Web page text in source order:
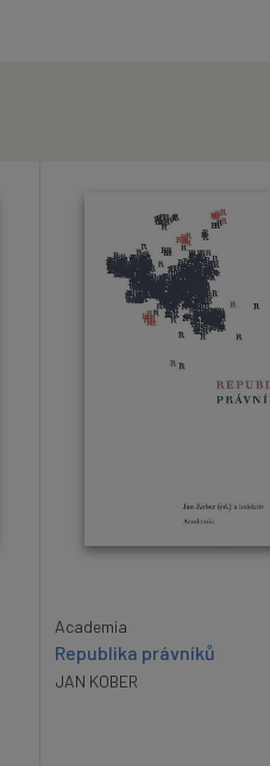
Academia
Republika právníků
JAN KOBER